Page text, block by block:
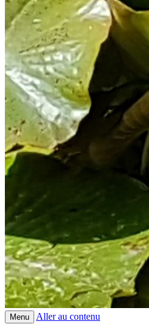
Menu Aller au contenu